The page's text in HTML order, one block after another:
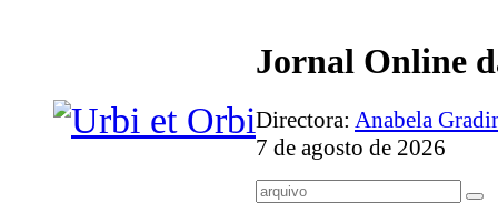
Jornal Online
Directora: Anabela
7 de agosto de 2026